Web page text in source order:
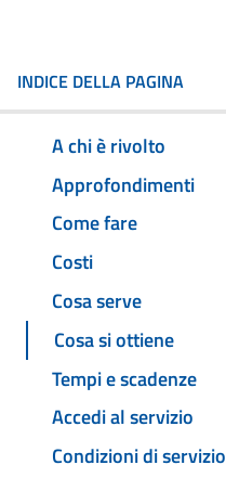
INDICE DELLA PAGINA
A chi è rivolto
Approfondimenti
Come fare
Costi
Cosa serve
Cosa si ottiene
Tempi e scadenze
Accedi al servizio
Condizioni di servizio